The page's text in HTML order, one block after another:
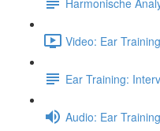
Video: Ear
Ear Training:
Audio: Ear